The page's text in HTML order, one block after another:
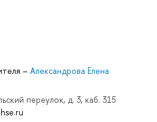
– Александрова Елена
переулок, д. 3, каб. 315